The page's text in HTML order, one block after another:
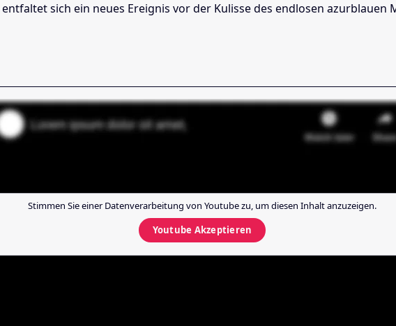
sich ein neues Ereignis vor der Kulisse des endlosen azurblauen
Stimmen Sie einer Datenverarbeitung von Youtubezu, um diesen Inhalt anzuzeigen.
Youtube Akzeptieren